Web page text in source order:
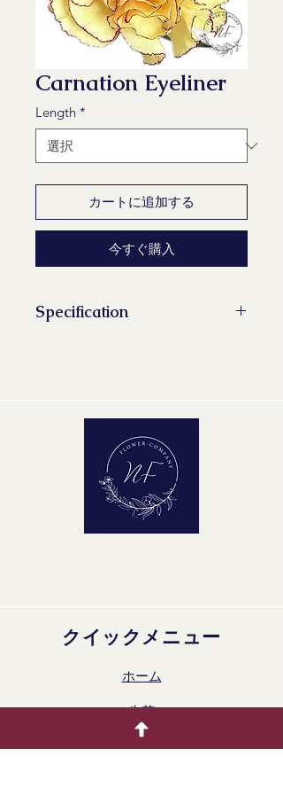
Carnation Eyeliner
Length *
カートに追加する
今すぐ購入
Specification
Quality Group: A1
クイックメニュー
ホーム
生花
着色製品